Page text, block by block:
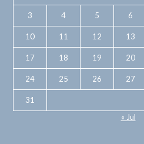
3 4 5 6
10 11 12 13
17 18 19 20
24 25 26 27
31
« Jul